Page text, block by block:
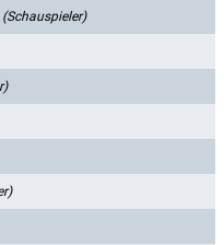
(Schauspieler)